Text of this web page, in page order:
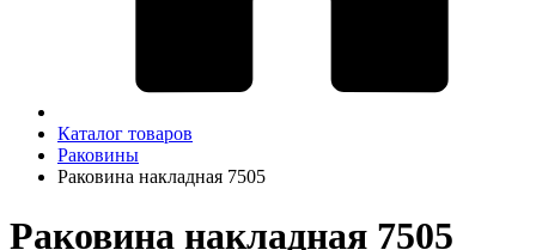
Каталог товаров
Раковины
Раковина накладная 7505
Раковина накладная 7505